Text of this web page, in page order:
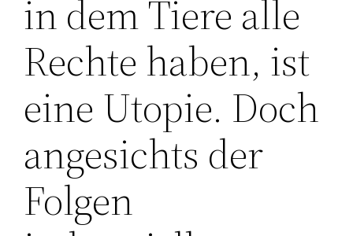
in dem Tiere alle
Rechte haben, ist
eine Utopie. Doch
angesichts der
Folgen